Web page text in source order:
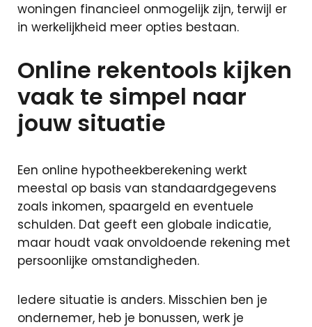
woningen financieel onmogelijk zijn, terwijl er
in werkelijkheid meer opties bestaan.
Online rekentools kijken
vaak te simpel naar
jouw situatie
Een online hypotheekberekening werkt
meestal op basis van standaardgegevens
zoals inkomen, spaargeld en eventuele
schulden. Dat geeft een globale indicatie,
maar houdt vaak onvoldoende rekening met
persoonlijke omstandigheden.
Iedere situatie is anders. Misschien ben je
ondernemer, heb je bonussen, werk je
Particuliere
Zakelijke
verzekeringen
Schade
Makelaardij
Gratis
waardepaling
Woning
kopen